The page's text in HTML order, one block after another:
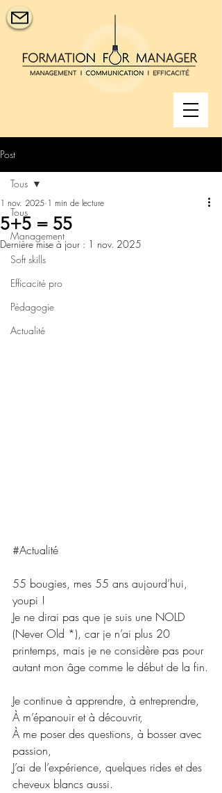
Post
Tous
Management
Soft skills
Efficacité pro
Pédagogie
Actualité
Tous
5+5 = 55
1 nov. 2025 1 min de lecture
Dernière mise à jour : 1 nov. 2025
#Actualité
55 bougies, mes 55 ans aujourd’hui,
youpi !
Je ne dirai pas que je suis une NOLD
(Never Old *), car je n’ai plus 20
printemps, mais je ne considère pas pour
autant mon âge comme le début de la fin.
Je continue à apprendre, à entreprendre,
À m’épanouir et à découvrir,
À me poser des questions, à bosser avec
passion,
J’ai de l’expérience, quelques rides et des
cheveux blancs aussi.